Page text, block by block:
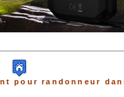
pour randonneur